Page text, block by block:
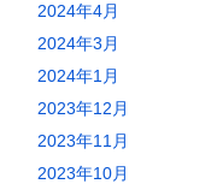
2024年4月
2024年3月
2024年1月
2023年12月
2023年11月
2023年10月